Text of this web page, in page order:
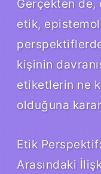
Gerçekten de,
etik,
kişinin
etiketlerin ne
olduğuna
Etik
Arasındaki